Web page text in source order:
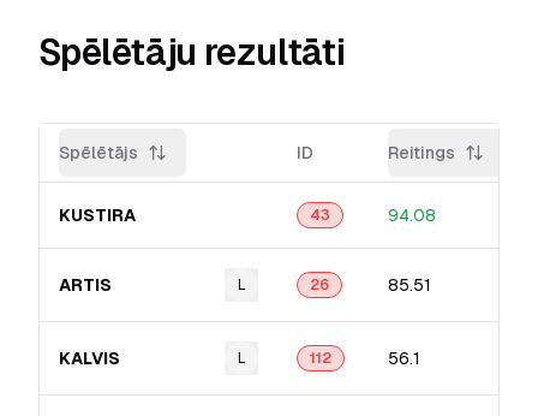
Spēlētāju rezultāti
Spēlētājs ID Reitings
KUSTIRA 43 94.08
ARTIS L 26 85.51
KALVIS L 112 56.1